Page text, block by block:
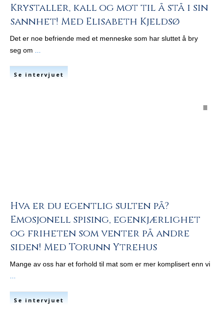
Krystaller, kall og mot til å stå i sin
sannhet! Med Elisabeth Kjeldsø
Det er noe befriende med et menneske som har sluttet å bry
seg om
Se intervjuet
Hva er du egentlig sulten på?
Emosjonell spising, egenkjærlighet
og friheten som venter på andre
siden! Med Torunn Ytrehus
Mange av oss har et forhold til mat som er mer komplisert enn vi
Se intervjuet